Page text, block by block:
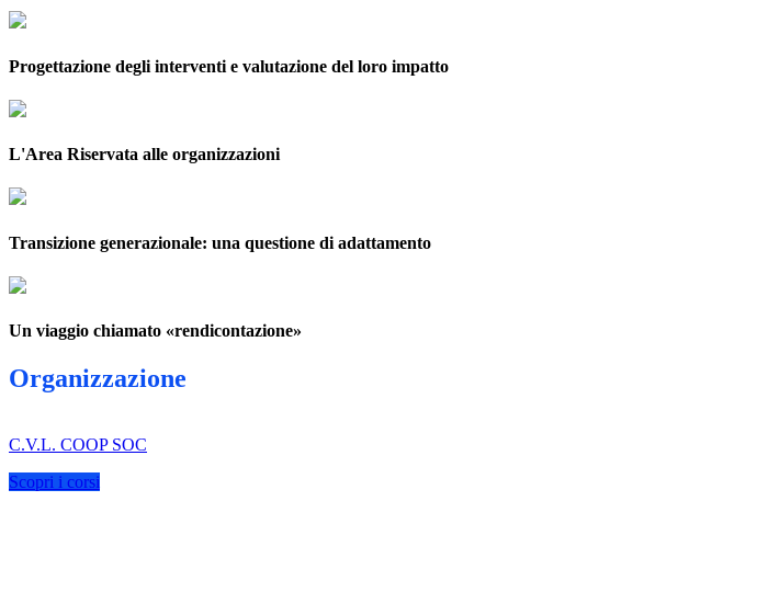
Progettazione degli interventi e valutazione del loro impatto
L'Area Riservata alle organizzazioni
Transizione generazionale: una questione di adattamento
Un viaggio chiamato «rendicontazione»
Organizzazione
C.V.L. COOP SOC
Scopri i corsi